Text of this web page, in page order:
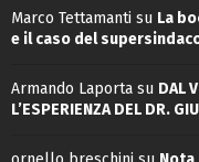
Marco Tettamanti su La
e il caso del
Armando Laporta su DAL
L’ESPERIENZA DEL DR.